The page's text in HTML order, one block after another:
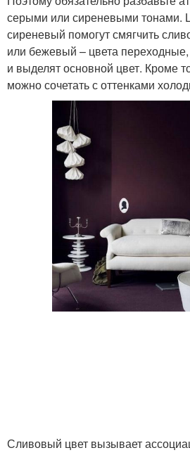
серыми или сиреневыми тонами.
сиреневый помогут смягчить
или бежевый – цвета
и выделят основной цвет. Кроме
можно сочетать с оттенками
Сливовый цвет вызывает